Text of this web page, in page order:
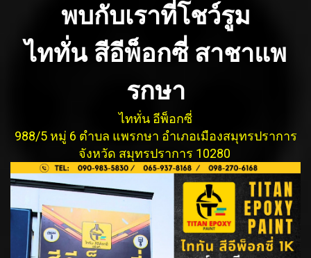
พบกับเราที่โชว์รูม
ไททั่น สีอีพ็อกซี่ สาชาแพ
รกษา
ไททั่น อีพ็อกซี่
988/5 หมู่ 6 ตำบล แพรกษา อำเภอเมืองสมุทรปราการ
จังหวัด สมุทรปราการ 10280